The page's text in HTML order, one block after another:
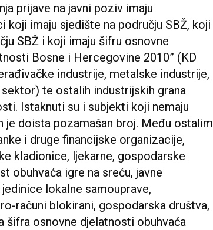
prijave na javni poziv imaju
koji imaju sjedište na području SBŽ, koji
SBŽ i koji imaju šifru osnovne
Bosne i Hercegovine 2010” (KD
industrije, metalske industrije,
te ostalih industrijskih grana
Istaknuti su i subjekti koji nemaju
je doista pozamašan broj. Među ostalim
i druge financijske organizacije,
kladionice, ljekarne, gospodarske
obuhvaća igre na sreću, javne
lokalne samouprave,
računi blokirani, gospodarska društva,
šifra osnovne djelatnosti obuhvaća